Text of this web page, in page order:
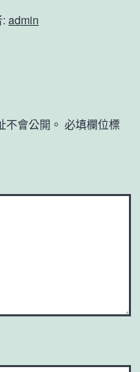
admin
會公開。 必填欄位標